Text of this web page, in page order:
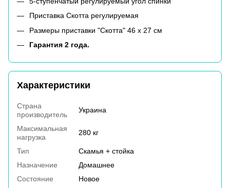
Приставка Скотта регулируемая
Размеры приставки "Скотта" 46 х 27 см
Гарантия 2 года.
Характеристики
Страна
производитель
Украина
Максимальная
нагрузка
280 кг
Тип
Скамья + стойка
Назначение
Домашнее
Состояние
Новое